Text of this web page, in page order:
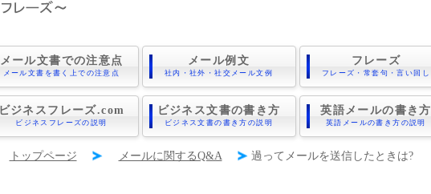
メール文書での注意点
メール文書を書く上での注意点
メール例文
社内・社外・社交メール文例
フレーズ
フレーズ・常套句・言い回し
ビジネスフレーズ.com
ビジネスフレーズの説明
ビジネス文書の書き方
ビジネス文書の書き方の説明
英語メールの書き方
英語メールの書き方の説明
トップページ メールに関するQ&A 過ってメールを送信したときは?